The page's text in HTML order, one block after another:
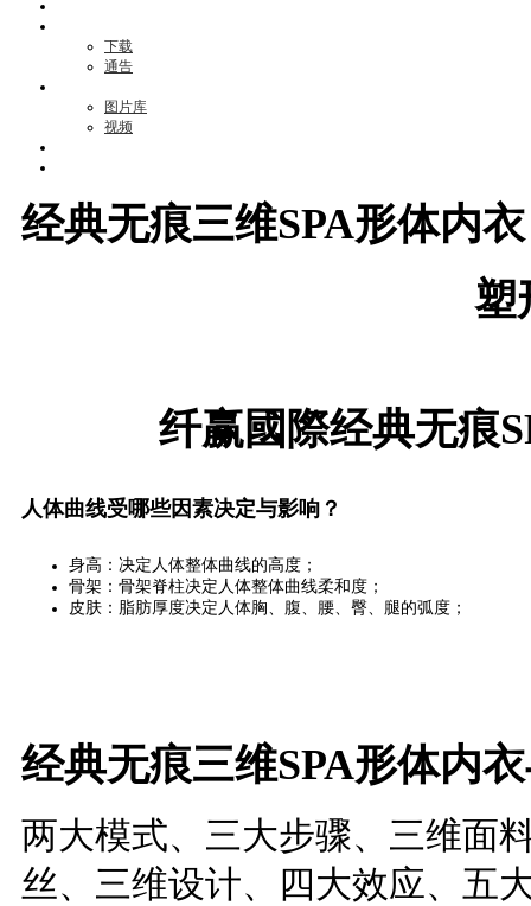
下载
通告
图片库
视频
经典无痕三维SPA形体内衣
塑
纤赢國際经典无痕
人体曲线受哪些因素决定与影响？
身高：决定人体整体曲线的高度；
骨架：骨架脊柱决定人体整体曲线柔和度；
皮肤：脂肪厚度决定人体胸、腹、腰、臀、腿的弧度；
经典无痕三维SPA形体内
两大模式、三大步骤、三维面
丝、三维设计、四大效应、五